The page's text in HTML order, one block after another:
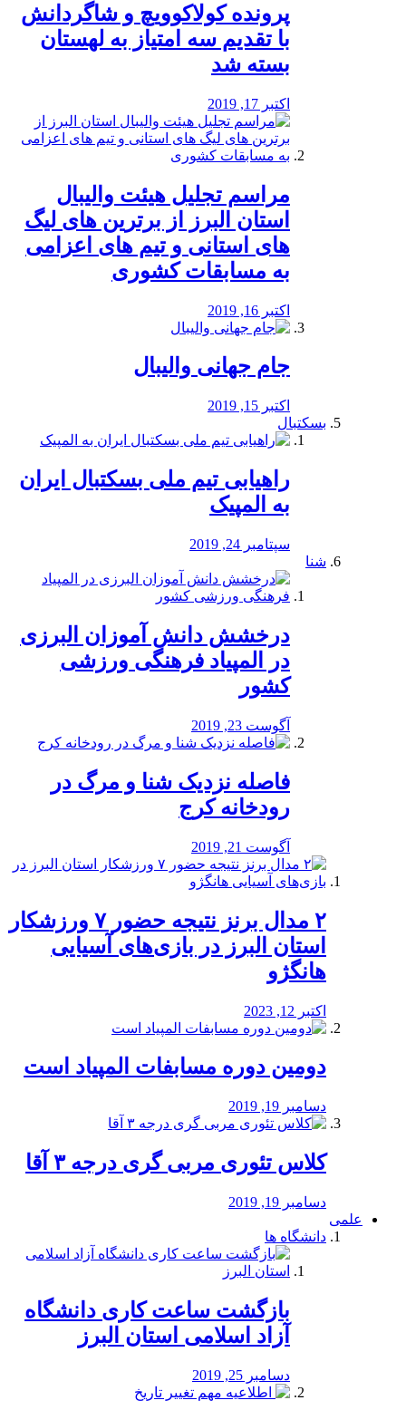
پرونده کولاکوویچ و شاگردانش
با تقدیم سه امتیاز به لهستان
بسته شد
اکتبر 17, 2019
مراسم تجلیل هیئت والیبال
استان البرز از برترین های لیگ
های استانی و تیم های اعزامی
به مسابقات کشوری
اکتبر 16, 2019
جام جهانی والیبال
اکتبر 15, 2019
بسکتبال
راهیابی تیم ملی بسکتبال ایران
به المپیک
سپتامبر 24, 2019
شنا
درخشش دانش آموزان البرزی
در المپیاد فرهنگی ورزشی
کشور
آگوست 23, 2019
️فاصله نزدیک شنا و مرگ در
رودخانه کرج
آگوست 21, 2019
۲ مدال برنز نتیجه حضور ۷ ورزشکار
استان البرز در بازی‌های آسیایی
هانگژو
اکتبر 12, 2023
دومین دوره مسابفات المپیاد است
دسامبر 19, 2019
کلاس تئوری مربی گری درجه ۳ آقا
دسامبر 19, 2019
علمی
دانشگاه ها
بازگشت ساعت کاری دانشگاه
آزاد اسلامی استان البرز
دسامبر 25, 2019